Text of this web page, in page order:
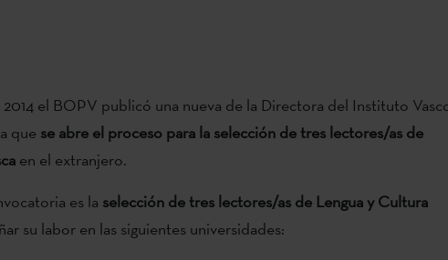
el BOPV publicó una nueva de la Directora del Instituto
quese abre el proceso para la selección de tres lectores/as de
en el extranjero.
es la selección de tres lectores/as de Lengua y Cultura
su labor en las siguientes universidades: